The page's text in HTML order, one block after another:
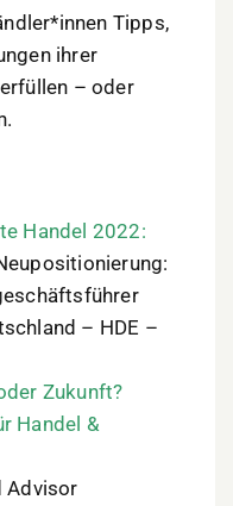
Tipps,
ihrer
– oder
Handel 2022:
– HDE –
Zukunft?
Handel &
Advisor